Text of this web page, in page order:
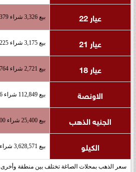
عيار 22 بيع 3,326 شراء 3,379
عيار 21 بيع 3,175 شراء 3,225
عيار 18 بيع 2,721 شراء 2,764
الاونصة بيع 112,849 شراء 114,626
الجنيه الذهب بيع 25,400 شراء 25,800
الكيلو بيع 3,628,571 شراء 3,685,714
سعر الذهب بمحلات الصاغة تختلف بين منطقة وأخرى